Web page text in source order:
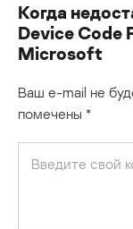
Когда
Device Code
Microsoft
Ваш e-mail не
помечены *